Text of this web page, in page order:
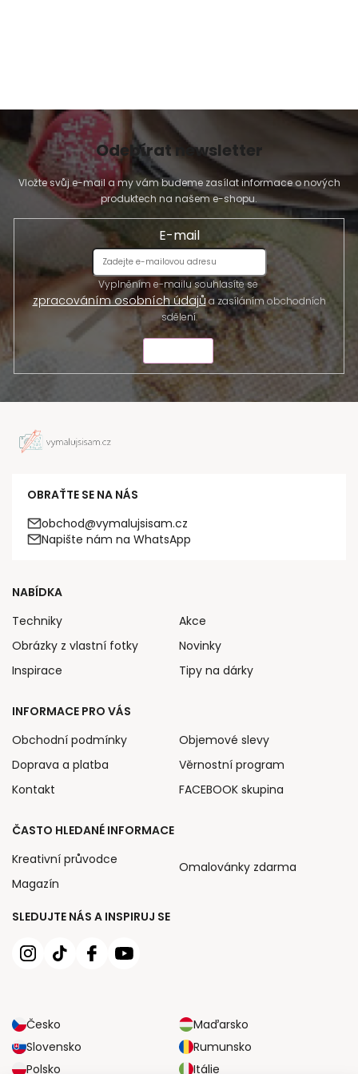
Odebírat newsletter
Vložte svůj e-mail a my vám budeme zasílat informace o nových
produktech na našem e-shopu.
E-mail
Vyplněním e-mailu souhlasíte se
zpracováním osobních údajůa zasíláním obchodních
sdělení.
OBRAŤTE SE NA NÁS
obchod@vymalujsisam.cz
Napište nám na WhatsApp
SLEDUJTE NÁS A INSPIRUJ SE
Česko
Maďarsko
Slovensko
Rumunsko
Polsko
Itálie
NABÍDKA
Techniky
Obrázky z vlastní fotky
Inspirace
Akce
Novinky
Tipy na dárky
INFORMACE PRO VÁS
Obchodní podmínky
Doprava a platba
Kontakt
Objemové slevy
Věrnostní program
FACEBOOK skupina
ČASTO HLEDANÉ INFORMACE
Kreativní průvodce
Magazín
Omalovánky zdarma